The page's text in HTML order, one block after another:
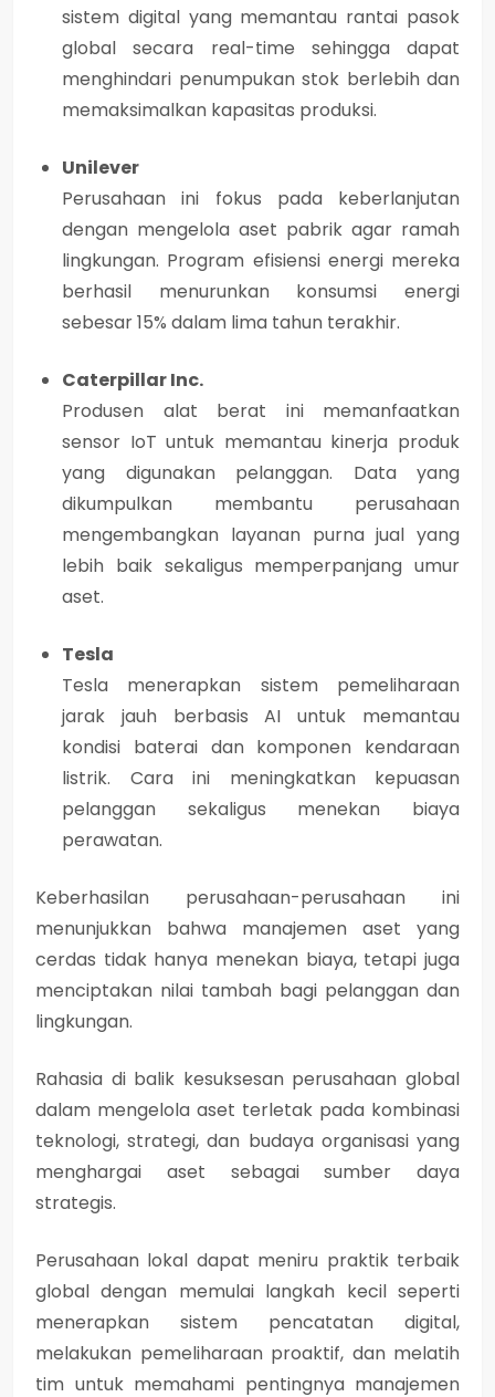
sistem digital yang memantau rantai pasok
global secara real-time sehingga dapat
menghindari penumpukan stok berlebih dan
memaksimalkan kapasitas produksi.
Unilever
Perusahaan ini fokus pada keberlanjutan
dengan mengelola aset pabrik agar ramah
lingkungan. Program efisiensi energi mereka
berhasil menurunkan konsumsi energi
sebesar 15% dalam lima tahun terakhir.
Caterpillar Inc.
Produsen alat berat ini memanfaatkan
sensor IoT untuk memantau kinerja produk
yang digunakan pelanggan. Data yang
dikumpulkan membantu perusahaan
mengembangkan layanan purna jual yang
lebih baik sekaligus memperpanjang umur
aset.
Tesla
Tesla menerapkan sistem pemeliharaan
jarak jauh berbasis AI untuk memantau
kondisi baterai dan komponen kendaraan
listrik. Cara ini meningkatkan kepuasan
pelanggan sekaligus menekan biaya
perawatan.
Keberhasilan perusahaan-perusahaan ini
menunjukkan bahwa manajemen aset yang
cerdas tidak hanya menekan biaya, tetapi juga
menciptakan nilai tambah bagi pelanggan dan
lingkungan.
Rahasia di balik kesuksesan perusahaan global
dalam mengelola aset terletak pada kombinasi
teknologi, strategi, dan budaya organisasi yang
menghargai aset sebagai sumber daya
strategis.
Perusahaan lokal dapat meniru praktik terbaik
global dengan memulai langkah kecil seperti
menerapkan sistem pencatatan digital,
melakukan pemeliharaan proaktif, dan melatih
tim untuk memahami pentingnya manajemen